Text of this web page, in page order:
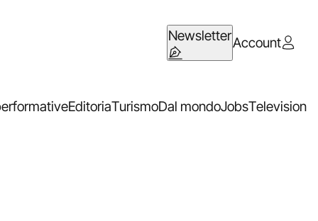
NewsletterAccount
EditoriaTurismoDal mondoJobsTelevision